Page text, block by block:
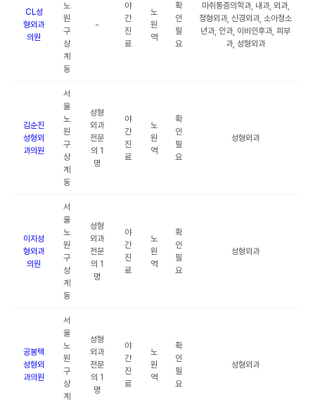
CL성
형외과
의원
노
원
구
상
계
동
-
야
간
진
료
노
원
역
확
인
필
요
마취통증의학과, 내과, 외과,
정형외과, 신경외과, 소아청소
년과, 안과, 이비인후과, 피부
과, 성형외과
김순진
성형외
과의원
서
울
노
원
구
상
계
동
성형
외과
전문
의 1
명
야
간
진
료
노
원
역
확
인
필
요
성형외과
이지성
형외과
의원
서
울
노
원
구
상
계
동
성형
외과
전문
의 1
명
야
간
진
료
노
원
역
확
인
필
요
성형외과
공봉택
성형외
과의원
서
울
노
원
구
상
계
성형
외과
전문
의 1
명
야
간
진
료
노
원
역
확
인
필
요
성형외과